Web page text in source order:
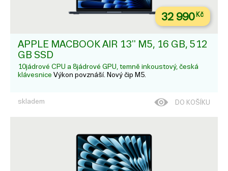
32 990Kč
APPLE MACBOOK AIR 13'' M5, 16 GB, 512
GB SSD
10jádrové CPU a 8jádrové GPU, temně inkoustový, česká
klávesnice Výkon povznáší. Nový čip M5.
skladem DO KOŠÍKU